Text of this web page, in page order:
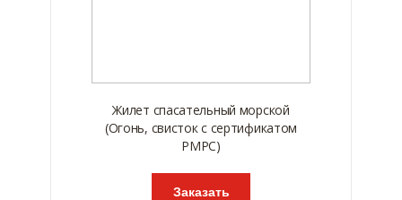
Жилет спасательный морской
(Огонь, свисток с сертификатом
РМРС)
Заказать